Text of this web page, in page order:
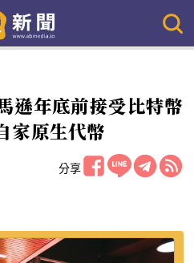
遜年底前接受比特幣
家原生代幣
分享